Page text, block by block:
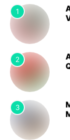
1
2
3